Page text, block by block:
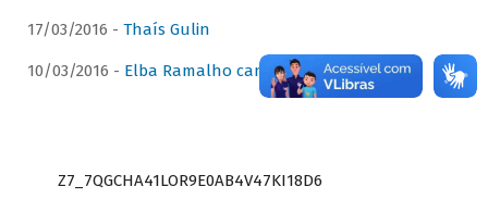
17/03/2016 - Thaís Gulin
10/03/2016 - Elba Ramalho canta Dominguinhos
Z7_7QGCHA41LOR9E0AB4V47KI18D6